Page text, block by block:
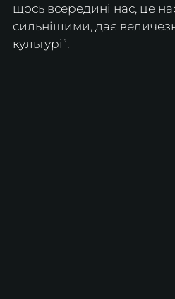
щось всередині нас, це
сильнішими, дає
культурі”.